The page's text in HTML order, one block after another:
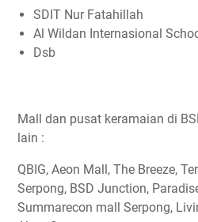
SDIT Nur Fatahillah
Al Wildan Internasional
Dsb
Mall dan pusat keramaian di
lain :
QBIG, Aeon Mall, The Breeze,
Serpong, BSD Junction,
Summarecon mall Serpong,